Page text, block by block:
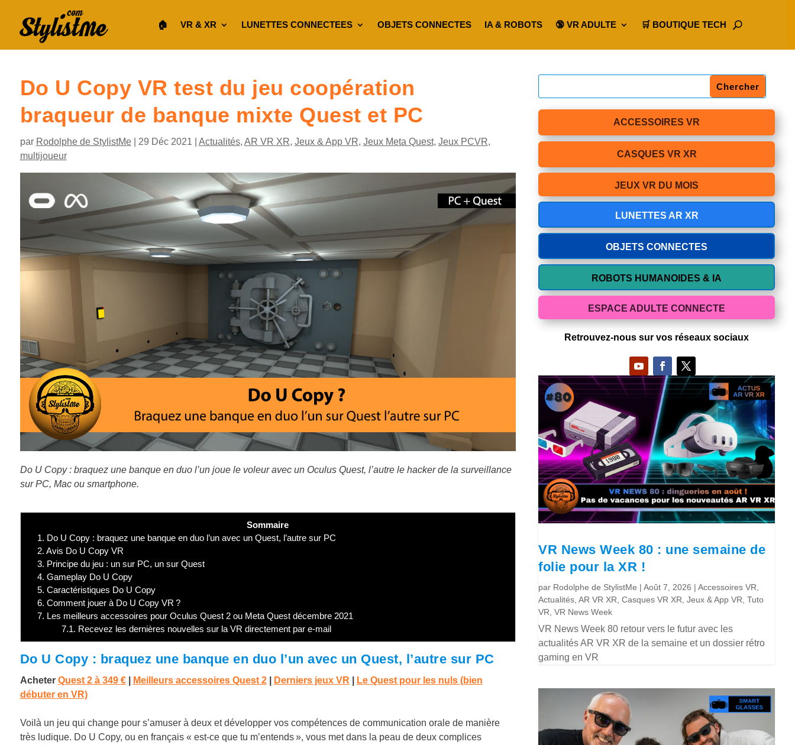
🏠︎ VR & XR LUNETTES CONNECTEES OBJETS CONNECTES IA & ROBOTS 🔞 VR ADULTE 🛒 BOUTIQUE TECH
Do U Copy VR test du jeu coopération
braqueur de banque mixte Quest et PC
par Rodolphe de StylistMe| 29 Déc 2021 Actualités, AR VR XR, Jeux & App VR, Jeux Meta Quest, Jeux PCVR,
multijoueur
Do U Copy : braquez une banque en duo l’un joue le voleur avec un Oculus Quest, l’autre le hacker de la surveillance
sur PC, Mac ou smartphone.
Sommaire
1. Do U Copy : braquez une banque en duo l’un avec un Quest, l’autre sur PC
2. Avis Do U Copy VR
3. Principe du jeu : un sur PC, un sur Quest
4. Gameplay Do U Copy
5. Caractéristiques Do U Copy
6. Comment jouer à Do U Copy VR ?
7. Les meilleurs accessoires pour Oculus Quest 2 ou Meta Quest décembre 2021
7.1. Recevez les dernières nouvelles sur la VR directement par e-mail
Do U Copy : braquez une banque en duo l’un avec un Quest, l’autre sur PC
Acheter Quest 2 à 349 € Meilleurs accessoires Quest 2 Derniers jeux VR
Le Quest pour les nuls (bien
débuter en VR)
Voilà un jeu qui change pour s’amuser à deux et développer vos compétences de communication orale de manière
très ludique. Do U Copy, ou en français « est-ce que tu m’entends », vous met dans la peau de deux complices
ACCESSOIRES VR
CASQUES VR XR
JEUX VR DU MOIS
LUNETTES AR XR
OBJETS CONNECTES
ROBOTS HUMANOIDES & IA
ESPACE ADULTE CONNECTE
Retrouvez-nous sur vos réseaux sociaux
VR News Week 80 : une semaine de
folie pour la XR !
par Rodolphe de StylistMe |Août 7, 2026 |Accessoires VR
Actualités ,AR VR XR ,Casques VR XR ,Jeux & App VR ,Tuto
VR ,VR News Week
VR News Week 80 retour vers le futur avec les
actualités AR VR XR de la semaine et un dossier rétro
gaming en VR